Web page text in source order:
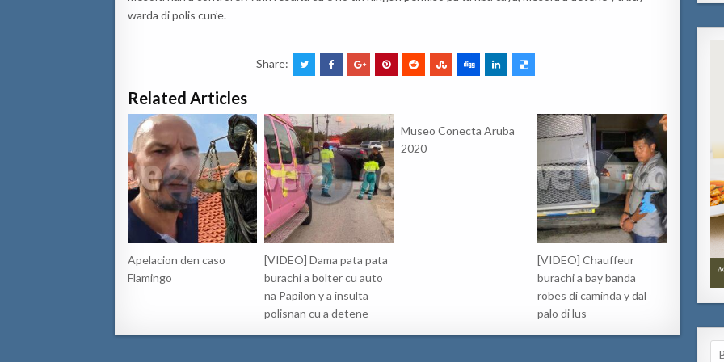
warda di polis cun’e.
Share:
Related Articles
Apelacion den caso
Flamingo
[VIDEO] Dama pata pata
burachi a bolter cu auto
na Papilon y a insulta
polisnan cu a detene
Museo Conecta Aruba
2020
[VIDEO] Chauffeur
burachi a bay banda
robes di caminda y dal
palo di lus